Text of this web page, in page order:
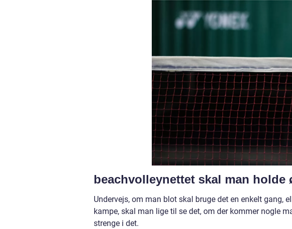
beachvolleynettet skal man holde
Undervejs, om man blot skal bruge det en enkelt gang,
kampe, skal man lige til se det, om der kommer nogle
strenge i det.